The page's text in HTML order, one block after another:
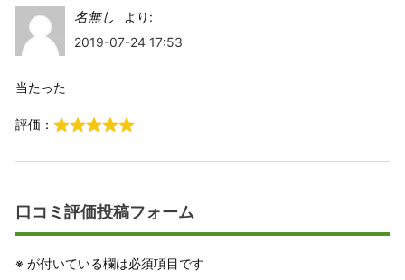
名無し
より:
2019-07-24 17:53
当たった
評価：
口コミ評価投稿フォーム
※ が付いている欄は必須項目です